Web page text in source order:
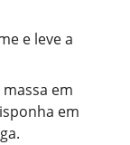
e leve a
em
em